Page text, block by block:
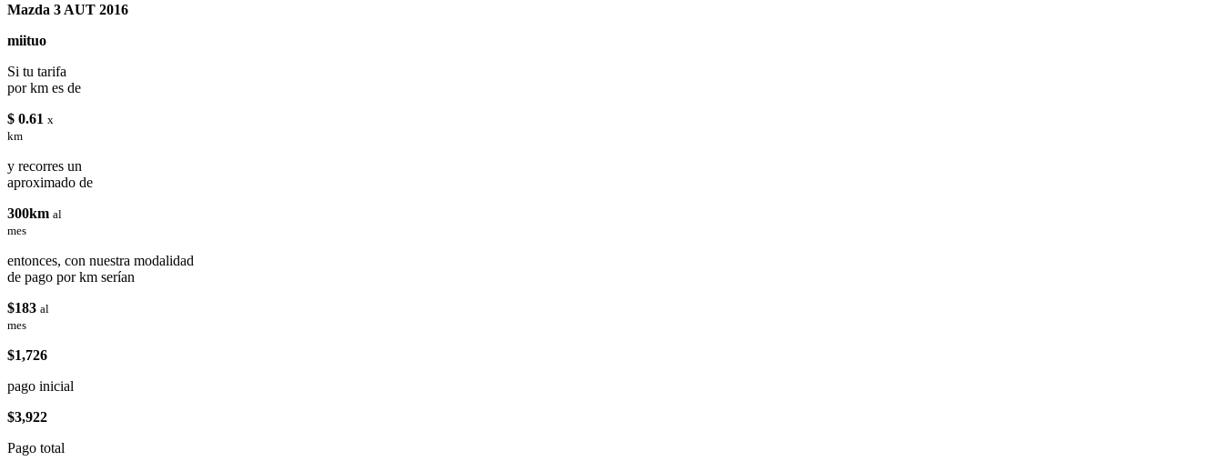
Mazda 3 AUT 2016
miituo
Si tu tarifa
por km es de
$ 0.61 x
km
y recorres un
aproximado de
300km al
mes
entonces, con nuestra modalidad
de pago por km serían
$183 al
mes
$1,726
pago inicial
$3,922
Pago total